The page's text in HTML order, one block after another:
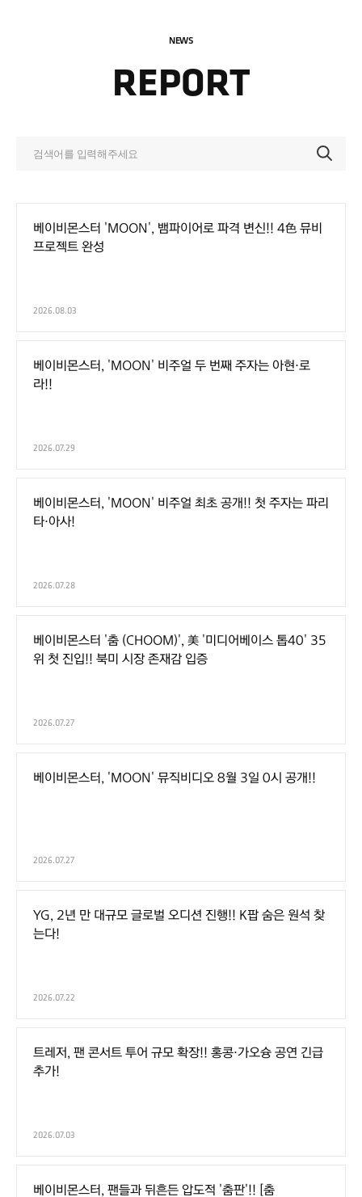
NEWS
REPORT
베이비몬스터 'MOON', 뱀파이어로 파격 변신!! 4色 뮤비
프로젝트 완성
2026.08.03
베이비몬스터, 'MOON' 비주얼 두 번째 주자는 아현·로
라!!
2026.07.29
베이비몬스터, 'MOON' 비주얼 최초 공개!! 첫 주자는 파리
타·아사!
2026.07.28
베이비몬스터 '춤 (CHOOM)', 美 '미디어베이스 톱40' 35
위 첫 진입!! 북미 시장 존재감 입증
2026.07.27
베이비몬스터, 'MOON' 뮤직비디오 8월 3일 0시 공개!!
2026.07.27
YG, 2년 만 대규모 글로벌 오디션 진행!! K팝 숨은 원석 찾
는다!
2026.07.22
트레저, 팬 콘서트 투어 규모 확장!! 홍콩·가오슝 공연 긴급
추가!
2026.07.03
베이비몬스터, 팬들과 뒤흔든 압도적 '춤판'!! [춤